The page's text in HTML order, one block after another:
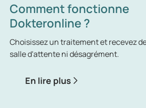
Comment fonctionne
Dokteronline ?
Choisissez un traitement et recevez
salle d'attente ni désagrément.
En lire plus